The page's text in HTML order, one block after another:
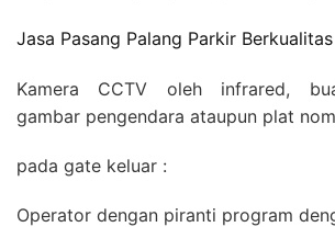
Jasa Pasang Palang Parkir Berkualitas
Kamera CCTV oleh infrared,
gambar pengendara ataupun plat
pada gate keluar :
Operator dengan piranti program